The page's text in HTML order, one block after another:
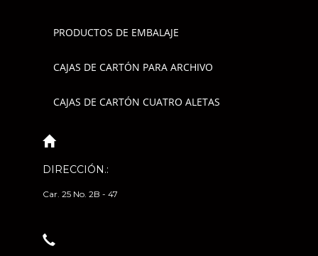
PRODUCTOS DE EMBALAJE
CAJAS DE CARTÓN PARA ARCHIVO
CAJAS DE CARTÓN CUATRO ALETAS
DIRECCIÓN.:
Car. 25 No. 2B - 47